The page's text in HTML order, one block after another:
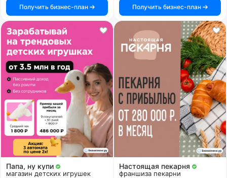
Получить бизнес-план
Получить бизнес-план
Папа, ну купи
магазин детских игрушек
Настоящая пекарня
франшиза пекарни